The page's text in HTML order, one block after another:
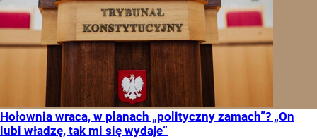
Hołownia wraca, w planach „polityczny zamach”? „On
lubi władzę, tak mi się wydaje”